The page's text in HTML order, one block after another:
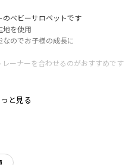
ベビーサロペットです
を使用
のでお子様の成長に
ーナーを合わせるのがおすすめです
と見る